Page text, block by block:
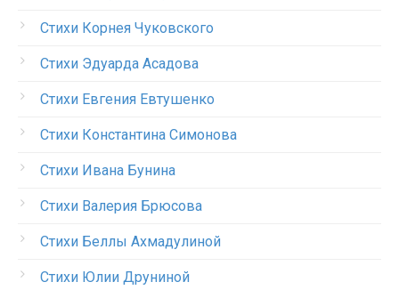
Стихи Корнея Чуковского
Стихи Эдуарда Асадова
Стихи Евгения Евтушенко
Стихи Константина Симонова
Стихи Ивана Бунина
Стихи Валерия Брюсова
Стихи Беллы Ахмадулиной
Стихи Юлии Друниной